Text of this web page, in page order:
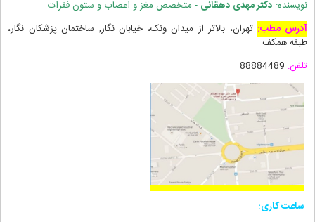
نویسنده: دکتر مهدی دهقانی - متخصص مغز و اعصاب و ستون فقرات
آدرس مطب: تهران، بالاتر از میدان ونک، خیابان نگار, ساختمان پزشکان نگار،
طبقه همکف
تلفن:
ساعت کاری: